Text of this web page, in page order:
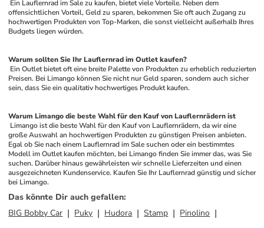
offensichtlichen Vorteil, Geld zu sparen, bekommen Sie oft auch Zugang zu
hochwertigen Produkten von Top-Marken, die sonst vielleicht außerhalb Ihres
Budgets liegen würden.
Warum sollten Sie Ihr Lauflernrad im Outlet kaufen?
Preisen. Bei Limango können Sie nicht nur Geld sparen, sondern auch sicher
sein, dass Sie ein qualitativ hochwertiges Produkt kaufen.
Warum Limango die beste Wahl für den Kauf von Lauflernrädern ist
große Auswahl an hochwertigen Produkten zu günstigen Preisen anbieten.
Egal ob Sie nach einem Lauflernrad im Sale suchen oder ein bestimmtes
Modell im Outlet kaufen möchten, bei Limango finden Sie immer das, was Sie
suchen. Darüber hinaus gewährleisten wir schnelle Lieferzeiten und einen
ausgezeichneten Kundenservice. Kaufen Sie Ihr Lauflernrad günstig und sicher
bei Limango.
Das könnte Dir auch gefallen:
BIG Bobby Car
Puky Hudora Stamp
Pinolino